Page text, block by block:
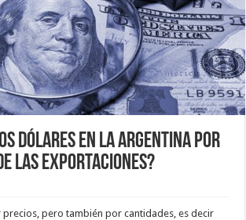
dólares en la Argentina por
las exportaciones?
precios, pero también por cantidades, es decir